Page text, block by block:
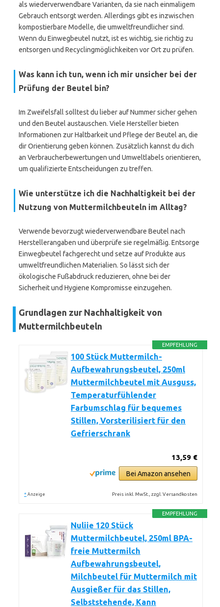
als wiederverwendbare Varianten, da sie nach einmaligem
Gebrauch entsorgt werden. Allerdings gibt es inzwischen
kompostierbare Modelle, die umweltfreundlicher sind.
Wenn du Einwegbeutel nutzt, ist es wichtig, sie richtig zu
entsorgen und Recyclingmöglichkeiten vor Ort zu prüfen.
Was kann ich tun, wenn ich mir unsicher bei der
Prüfung der Beutel bin?
Im Zweifelsfall solltest du lieber auf Nummer sicher gehen
und den Beutel austauschen. Viele Hersteller bieten
Informationen zur Haltbarkeit und Pflege der Beutel an, die
dir Orientierung geben können. Zusätzlich kannst du dich
an Verbraucherbewertungen und Umweltlabels orientieren,
um qualifizierte Entscheidungen zu treffen.
Wie unterstütze ich die Nachhaltigkeit bei der
Nutzung von Muttermilchbeuteln im Alltag?
Verwende bevorzugt wiederverwendbare Beutel nach
Herstellerangaben und überprüfe sie regelmäßig. Entsorge
Einwegbeutel fachgerecht und setze auf Produkte aus
umweltfreundlichen Materialien. So lässt sich der
ökologische Fußabdruck reduzieren, ohne bei der
Sicherheit und Hygiene Kompromisse einzugehen.
Grundlagen zur Nachhaltigkeit von
Muttermilchbeuteln
EMPFEHLUNG
100 Stück Muttermilch-
Aufbewahrungsbeutel, 250ml
Muttermilchbeutel mit Ausguss,
Temperaturfühlender
Farbumschlag für bequemes
Stillen, Vorsterilisiert für den
Gefrierschrank
13,59 €
Bei Amazon ansehen
* Anzeige Preis inkl. MwSt., zzgl. Versandkosten
EMPFEHLUNG
Nuliie 120 Stück
Muttermilchbeutel, 250ml BPA-
freie Muttermilch
Aufbewahrungsbeutel,
Milchbeutel für Muttermilch mit
Ausgießer für das Stillen,
Selbststehende, Kann